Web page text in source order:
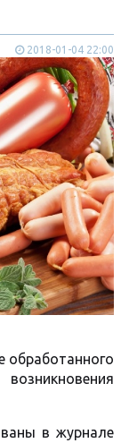
2018-01-04 22:00
обработанного
в журнале